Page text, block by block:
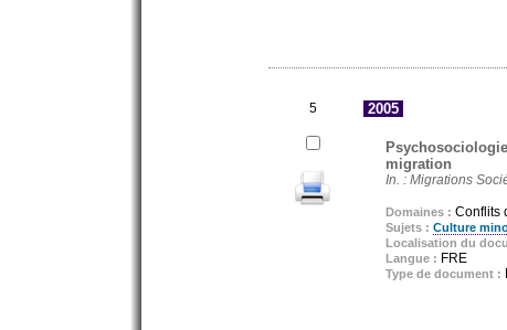
5 2005
migration
In. : Migrations
Domaines : Conflits
Sujets : Culture
Localisation du
Langue : FRE
Type de document :